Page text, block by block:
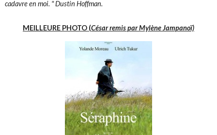
cadavre en moi. " Dustin Hoffman.
MEILLEURE PHOTO (César remis par Mylène Jampanoï)